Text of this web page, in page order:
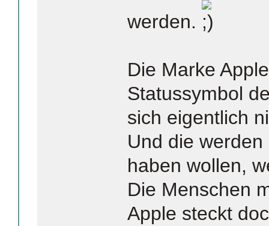
werden.
Die Marke
Statussymbol
sich eigentlich
Und die
haben wollen,
Die Menschen
Apple steckt